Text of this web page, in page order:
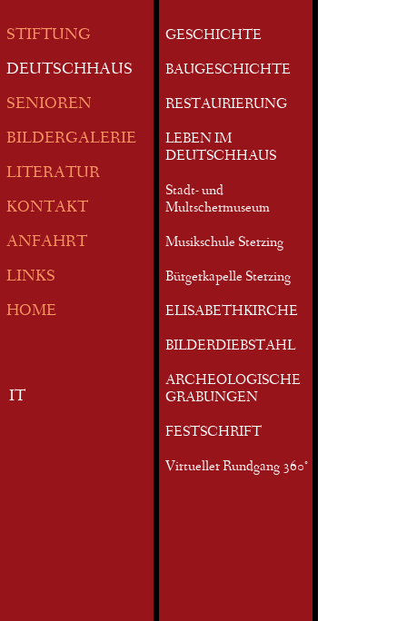
STIFTUNG
DEUTSCHHAUS
SENIOREN
BILDERGALERIE
LITERATUR
KONTAKT
ANFAHRT
LINKS
HOME
IT
GESCHICHTE
BAUGESCHICHTE
RESTAURIERUNG
LEBEN IM
DEUTSCHHAUS
Stadt- und
Multschermuseum
Musikschule Sterzing
Bürgerkapelle Sterzing
ELISABETHKIRCHE
BILDERDIEBSTAHL
ARCHEOLOGISCHE
GRABUNGEN
FESTSCHRIFT
Virtueller Rundgang 360°